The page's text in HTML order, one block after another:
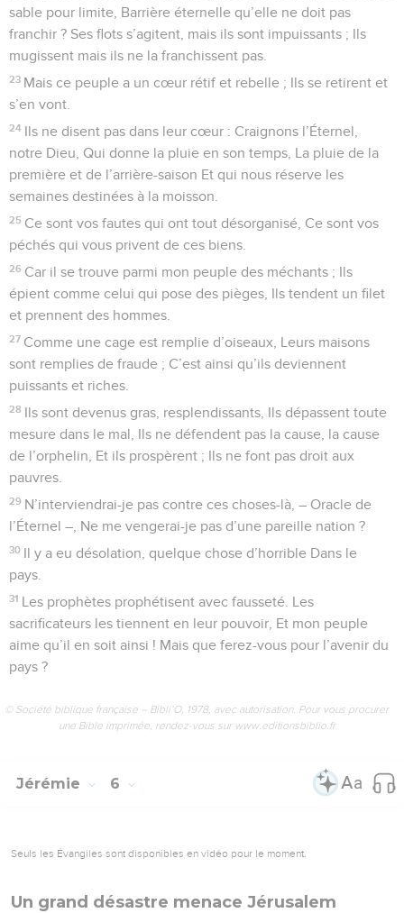
sable pour limite, Barrière éternelle qu’elle ne doit pas
franchir ? Ses flots s’agitent, mais ils sont impuissants ; Ils
mugissent mais ils ne la franchissent pas.
23 Mais ce peuple a un cœur rétif et rebelle ; Ils se retirent et
s’en vont.
24 Ils ne disent pas dans leur cœur : Craignons l’Éternel,
notre Dieu, Qui donne la pluie en son temps, La pluie de la
première et de l’arrière-saison Et qui nous réserve les
semaines destinées à la moisson.
25 Ce sont vos fautes qui ont tout désorganisé, Ce sont vos
péchés qui vous privent de ces biens.
26 Car il se trouve parmi mon peuple des méchants ; Ils
épient comme celui qui pose des pièges, Ils tendent un filet
et prennent des hommes.
27 Comme une cage est remplie d’oiseaux, Leurs maisons
sont remplies de fraude ; C’est ainsi qu’ils deviennent
puissants et riches.
28 Ils sont devenus gras, resplendissants, Ils dépassent toute
mesure dans le mal, Ils ne défendent pas la cause, la cause
de l’orphelin, Et ils prospèrent ; Ils ne font pas droit aux
pauvres.
29 N’interviendrai-je pas contre ces choses-là, – Oracle de
l’Éternel –, Ne me vengerai-je pas d’une pareille nation ?
30 Il y a eu désolation, quelque chose d’horrible Dans le
pays.
31 Les prophètes prophétisent avec fausseté. Les
sacrificateurs les tiennent en leur pouvoir, Et mon peuple
aime qu’il en soit ainsi ! Mais que ferez-vous pour l’avenir du
pays ?
© Société biblique française – Bibli’O, 1978, avec autorisation. Pour vous procurer
une Bible imprimée, rendez-vous sur www.editionsbiblio.fr
Jérémie 6
Seuls les Évangiles sont disponibles en vidéo pour le moment.
Un grand désastre menace Jérusalem